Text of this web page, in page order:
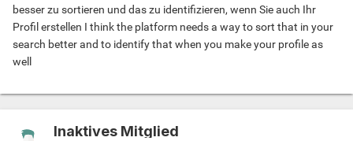
besser zu sortieren und das zu identifizieren, wenn Sie auch Ihr
Profil erstellen I think the platform needs a way to sort that in your
search better and to identify that when you make your profile as
well
Inaktives Mitglied